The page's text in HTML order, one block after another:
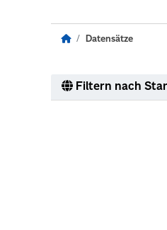
Datensätze
Filtern nach